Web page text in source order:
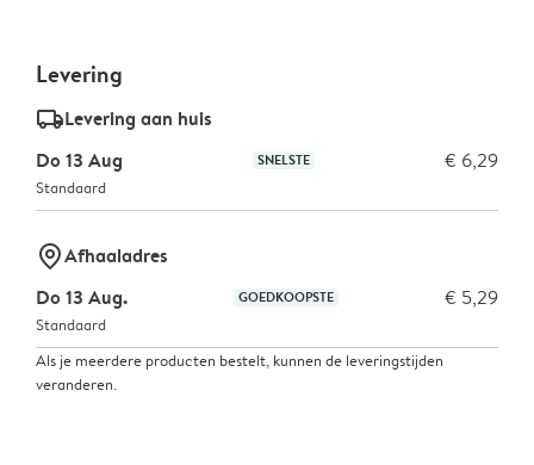
Levering
delivery_standard_v2Levering aan huis
Do 13 Aug
SNELSTE € 6,29
Standaard
marker-pinAfhaaladres
Do 13 Aug.
GOEDKOOPSTE € 5,29
Standaard
Als je meerdere producten bestelt, kunnen de leveringstijden
veranderen.